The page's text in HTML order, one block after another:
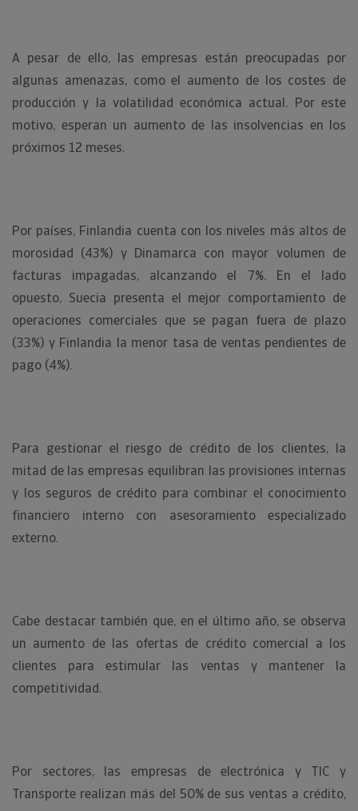
A pesar de ello, las empresas están preocupadas por
algunas amenazas, como el aumento de los costes de
producción y la volatilidad económica actual. Por este
motivo, esperan un aumento de las insolvencias en los
próximos 12 meses.
Por países, Finlandia cuenta con los niveles más altos de
morosidad (43%) y Dinamarca con mayor volumen de
facturas impagadas, alcanzando el 7%. En el lado
opuesto, Suecia presenta el mejor comportamiento de
operaciones comerciales que se pagan fuera de plazo
(33%) y Finlandia la menor tasa de ventas pendientes de
pago (4%).
Para gestionar el riesgo de crédito de los clientes, la
mitad de las empresas equilibran las provisiones internas
y los seguros de crédito para combinar el conocimiento
financiero interno con asesoramiento especializado
externo.
Cabe destacar también que, en el último año, se observa
un aumento de las ofertas de crédito comercial a los
clientes para estimular las ventas y mantener la
competitividad.
Por sectores, las empresas de electrónica y TIC y
Transporte realizan más del 50% de sus ventas a crédito,